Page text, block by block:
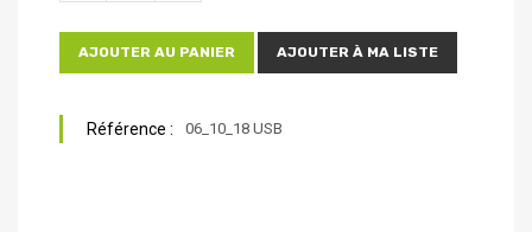
AJOUTER AU PANIER AJOUTER À MA LISTE
Référence : 06_10_18 USB